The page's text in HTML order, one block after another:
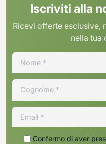
Iscriviti alla
Ricevi offerte esclusive,
nella tua
Confermo di aver